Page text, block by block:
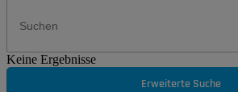
Keine Ergebnisse
Erweiterte Suche